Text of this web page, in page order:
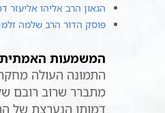
הגאון הרב אליהו אליעזר
פוסק הדור הרב שלמה
המשמעות האמתית
התמונה העולה
מתברר שרוב רובם
דמותו הנערצת של